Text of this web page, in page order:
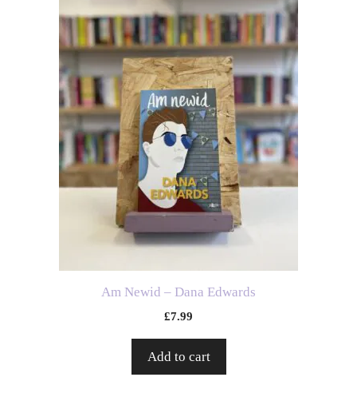
Am Newid – Dana Edwards
£7.99
Add to cart